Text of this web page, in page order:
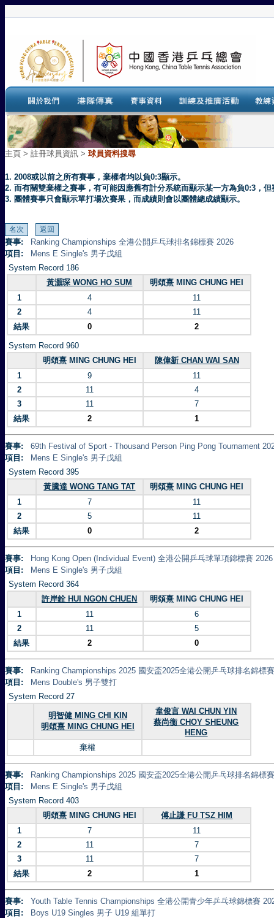
主頁 > 註冊球員資訊 > 球員資料搜尋
1. 2008或以前之所有賽事，棄權者均以負0:3顯示。
2. 而有關雙棄權之賽事，有可能因應舊有計分系統而顯示某一方為負0:3，
3. 團體賽事只會顯示單打場次賽果，而成績則會以團體總成績顯示。
賽事:
Ranking Championships 全港公開乒乓球排名錦標賽 2026
項目:
Mens E Single's 男子戊組
System Record 186
黃灝琛 WONG HO SUM
明頌熹 MING CHUNG HEI
1
4
11
2
4
11
結果
0 2
System Record 960
明頌熹 MING CHUNG HEI
陳偉新 CHAN WAI SAN
1
9
11
2
11
4
3
11
7
結果
2 1
賽事:
69th Festival of Sport - Thousand Person Ping Pong Tournament
項目:
Mens E Single's 男子戊組
System Record 395
黃騰達 WONG TANG TAT
明頌熹 MING CHUNG HEI
1
7
11
2
5
11
結果
0 2
賽事:
Hong Kong Open (Individual Event) 全港公開乒乓球單項錦標賽 2026
項目:
Mens E Single's 男子戊組
System Record 364
許岸銓 HUI NGON CHUEN
明頌熹 MING CHUNG HEI
1
11
6
2
11
5
結果
2 0
賽事:
Ranking Championships 2025 國安盃2025全港公開乒乓球排名錦標
項目:
Mens Double's 男子雙打
System Record 27
明智健 MING CHI KIN
明頌熹 MING CHUNG HEI
韋俊言 WAI CHUN YIN
蔡尚衡 CHOY SHEUNG
HENG
棄權
賽事:
Ranking Championships 2025 國安盃2025全港公開乒乓球排名錦標
項目:
Mens E Single's 男子戊組
System Record 403
明頌熹 MING CHUNG HEI
傅止謙 FU TSZ HIM
1
7
11
2
11
7
3
11
7
結果
2 1
賽事:
Youth Table Tennis Championships 全港公開青少年乒乓球錦標賽
項目:
Boys U19 Singles 男子 U19 組單打